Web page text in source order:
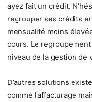
ayez fait un crédit.
regrouper ses crédits
mensualité moins
cours. Le
niveau de la gestion de
D’autres solutions
comme l’affacturage